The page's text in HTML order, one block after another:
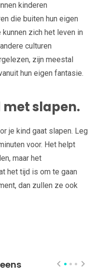
kinderen
die buiten hun eigen
zich het leven in
culturen
zijn meestal
hun eigen fantasie.
slapen.
je kind gaat slapen. Leg
voor. Het helpt
maar het
het tijd is om te gaan
dan zullen ze ook